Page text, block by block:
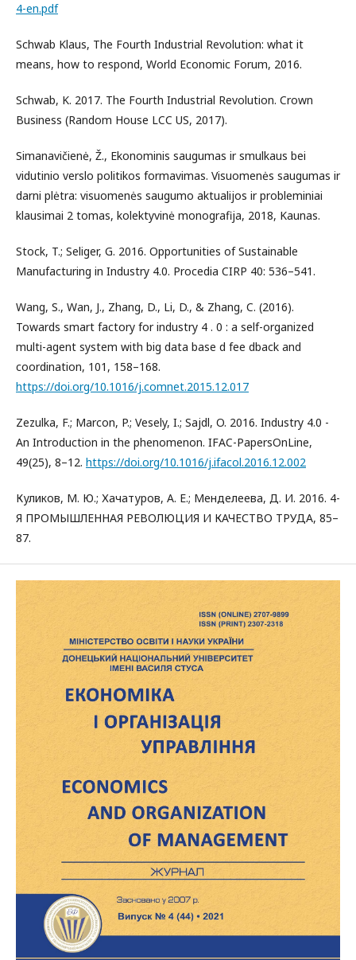
4-en.pdf
Schwab Klaus, The Fourth Industrial Revolution: what it
means, how to respond, World Economic Forum, 2016.
Schwab, K. 2017. The Fourth Industrial Revolution. Crown
Business (Random House LCC US, 2017).
Simanavičienė, Ž., Ekonominis saugumas ir smulkaus bei
vidutinio verslo politikos formavimas. Visuomenės saugumas ir
darni plėtra: visuomenės saugumo aktualijos ir probleminiai
klausimai 2 tomas, kolektyvinė monografija, 2018, Kaunas.
Stock, T.; Seliger, G. 2016. Opportunities of Sustainable
Manufacturing in Industry 4.0. Procedia CIRP 40: 536–541.
Wang, S., Wan, J., Zhang, D., Li, D., & Zhang, C. (2016).
Towards smart factory for industry 4 . 0 : a self-organized
multi-agent system with big data base d fee dback and
coordination, 101, 158–168.
https://doi.org/10.1016/j.comnet.2015.12.017
Zezulka, F.; Marcon, P.; Vesely, I.; Sajdl, O. 2016. Industry 4.0 -
An Introduction in the phenomenon. IFAC-PapersOnLine,
49(25), 8–12. https://doi.org/10.1016/j.ifacol.2016.12.002
Куликов, М. Ю.; Хачатуров, А. Е.; Менделеева, Д. И. 2016. 4-
Я ПРОМЫШЛЕННАЯ РЕВОЛЮЦИЯ И КАЧЕСТВО ТРУДА, 85–
87.